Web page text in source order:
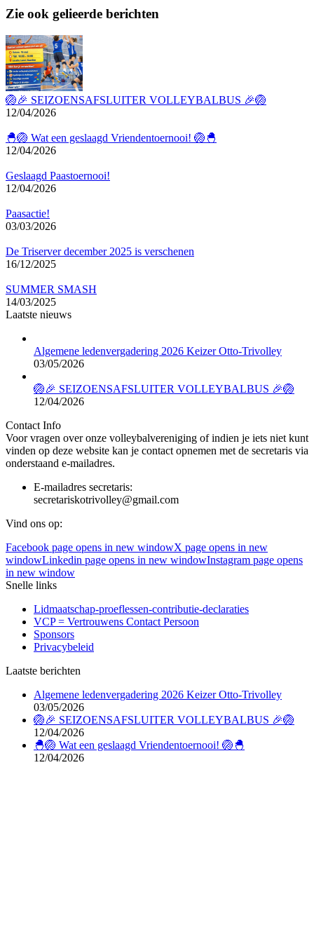
Zie ook gelieerde berichten
🏐🎉 SEIZOENSAFSLUITER VOLLEYBALBUS 🎉🏐
12/04/2026
🐣🏐 Wat een geslaagd Vriendentoernooi! 🏐🐣
12/04/2026
Geslaagd Paastoernooi!
12/04/2026
Paasactie!
03/03/2026
De Triserver december 2025 is verschenen
16/12/2025
SUMMER SMASH
14/03/2025
Laatste nieuws
Algemene ledenvergadering 2026 Keizer Otto-Trivolley
03/05/2026
🏐🎉 SEIZOENSAFSLUITER VOLLEYBALBUS 🎉🏐
12/04/2026
Contact Info
Voor vragen over onze volleybalvereniging of indien je iets niet kunt
vinden op deze website kan je contact opnemen met de secretaris via
onderstaand e-mailadres.
E-mailadres secretaris:
secretariskotrivolley@gmail.com
Vind ons op:
Facebook page opens in new windowX page opens in new
windowLinkedin page opens in new windowInstagram page opens
in new window
Snelle links
Lidmaatschap-proeflessen-contributie-declaraties
VCP = Vertrouwens Contact Persoon
Sponsors
Privacybeleid
Laatste berichten
Algemene ledenvergadering 2026 Keizer Otto-Trivolley
03/05/2026
🏐🎉 SEIZOENSAFSLUITER VOLLEYBALBUS 🎉🏐
12/04/2026
🐣🏐 Wat een geslaagd Vriendentoernooi! 🏐🐣
12/04/2026